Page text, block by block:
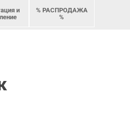
и
% РАСПРОДАЖА
%